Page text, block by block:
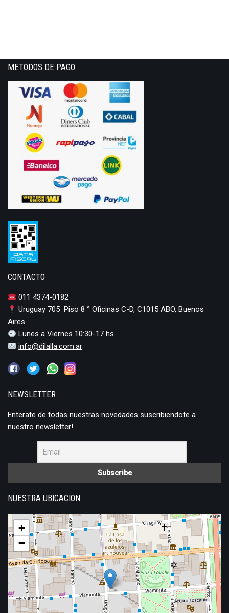
METODOS DE PAGO
CONTACTO
011 4374-0182
Uruguay 705 Piso 8 ° Oficinas C-D, C1015 ABO, Buenos
Aires.
Lunes a Viernes 10:30-17 hs.
info@dilalla.com.ar
NEWSLETTER
Enterate de todas nuestras novedades suscribiendote a
nuestro newsletter!
NUESTRA UBICACION
+
−